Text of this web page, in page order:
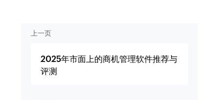
上一页
2025年市面上的商机管理软件推荐与
评测